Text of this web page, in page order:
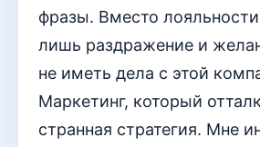
фразы. Вместо
лишь раздражение и
не иметь дела с этой
Маркетинг, который
странная стратегия. Мне